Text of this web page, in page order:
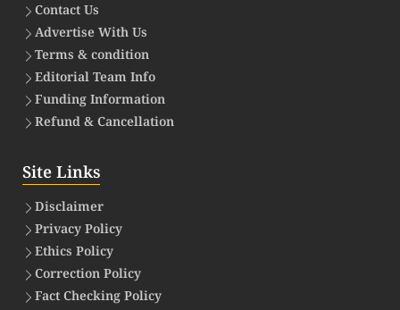
Contact Us
Advertise With Us
Terms & condition
Editorial Team Info
Funding Information
Refund & Cancellation
Site Links
Disclaimer
Privacy Policy
Ethics Policy
Correction Policy
Fact Checking Policy